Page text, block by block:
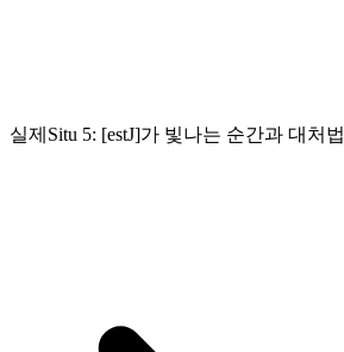
실제Situ 5: [estJ]가 빛나는 순간과 대처법